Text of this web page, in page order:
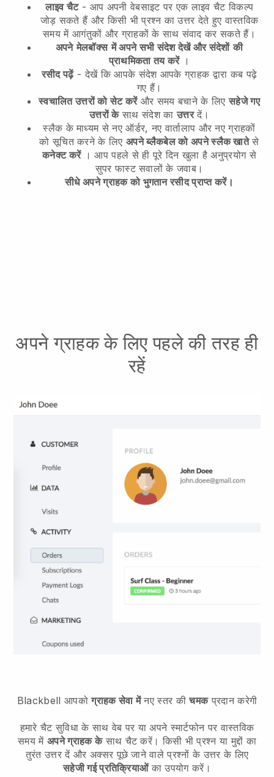
लाइव चैट- आप अपनी वेबसाइट पर एक लाइव चैट विकल्प
जोड़ सकते हैं और किसी भी प्रश्न का उत्तर देते हुए वास्तविक
समय में आगंतुकों और ग्राहकों के साथ संवाद कर सकते हैं।
अपने मेलबॉक्स में अपने सभी संदेश देखें और संदेशों की
प्राथमिकता तय करें।
रसीद पढ़ें- देखें कि आपके संदेश आपके ग्राहक द्वारा कब पढ़े
गए हैं।
स्वचालित उत्तरों को सेट करेंऔर समय बचाने के लिएसहेजे गए
उत्तरों केसाथ संदेश काउत्तरदें।
स्लैक के माध्यम से नए ऑर्डर, नए वार्तालाप और नए ग्राहकों
को सूचित करने के लिएअपने ब्लैकबेल को अपने स्लैक खातेसे
कनेक्ट करें। आप पहले से ही पूरे दिन खुला है अनुप्रयोग से
सुपर फास्ट सवालों के जवाब।
सीधे अपने ग्राहक को भुगतान रसीद प्राप्त करें।
अपने ग्राहक के लिए पहले की तरह ही
रहें
Blackbell आपकोग्राहक सेवा मेंनए स्तर कीचमकप्रदान करेगी
हमारे चैट सुविधा के साथ वेब पर या अपने स्मार्टफोन पर वास्तविक
समय मेंअपने ग्राहक केसाथ चैट करें। किसी भी प्रश्न या मुद्दों का
तुरंत उत्तर दें और अक्सर पूछे जाने वाले प्रश्नों के उत्तर के लिए
सहेजी गई प्रतिक्रियाओंका उपयोग करें।